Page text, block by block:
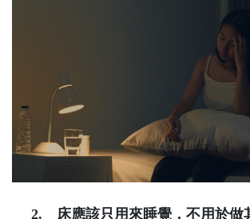
2.
床應該只用來睡覺，不用於做